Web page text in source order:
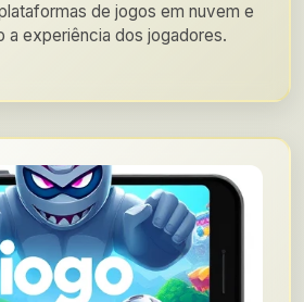
de jogos em nuvem e
a experiência dos jogadores.